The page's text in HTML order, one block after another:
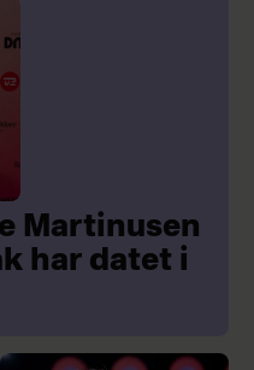
Martinusen
har datet i